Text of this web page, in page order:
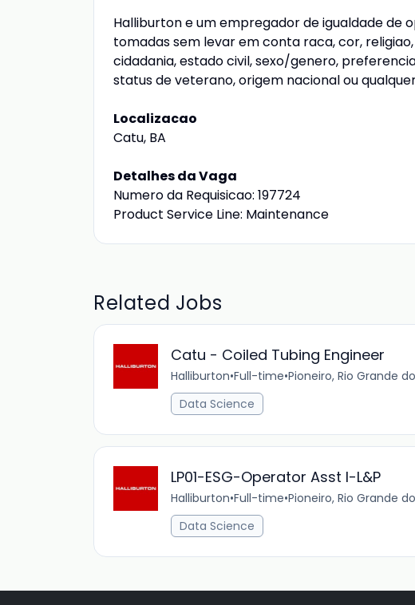
Halliburton e um empregador de igualdade de
tomadas sem levar em conta raca, cor,
cidadania, estado civil, sexo/genero,
status de veterano, origem nacional ou
Localizacao
Catu, BA
Detalhes da Vaga
Numero da Requisicao: 197724
Product Service Line: Maintenance
Related Jobs
Catu - Coiled Tubing Engineer
Halliburton•Full-time•Pioneiro, Rio Grande
Data Science
LP01-ESG-Operator Asst I-L&P
Halliburton•Full-time•Pioneiro, Rio Grande
Data Science